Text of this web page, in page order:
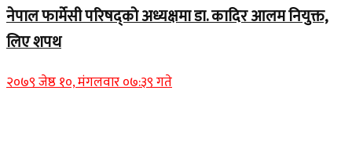
नेपाल फार्मेसी परिषद्को अध्यक्षमा डा. कादिर आलम नियुक्त,
लिए शपथ
२०७९ जेष्ठ १०, मंगलवार ०७:३९ गते